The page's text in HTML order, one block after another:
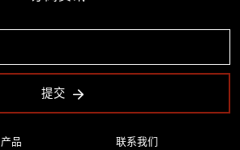
产品
联系我们
提交